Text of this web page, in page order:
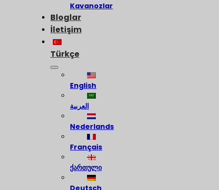
Kavanozlar
Bloglar
İletişim
Türkçe
English
العربية
Nederlands
Français
ქართული
Deutsch